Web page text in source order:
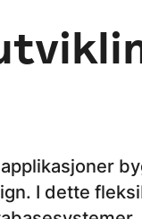
I dette